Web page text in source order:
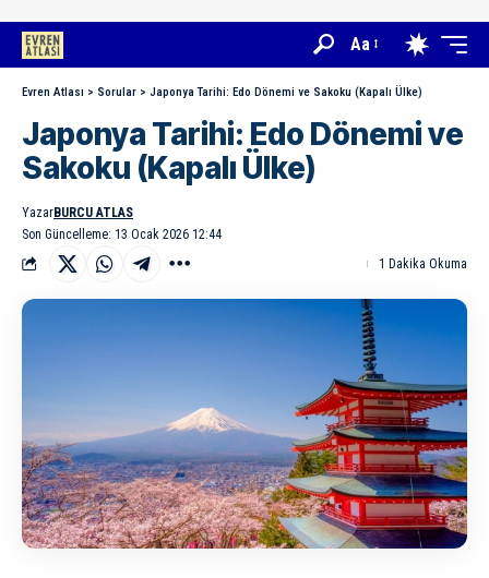
Aa
Evren Atlası > Sorular > Japonya Tarihi: Edo Dönemi ve Sakoku (Kapalı Ülke)
Japonya Tarihi: Edo Dönemi ve
Sakoku (Kapalı Ülke)
Son Güncelleme: 13 Ocak 2026 12:44
YazarBURCU ATLAS
1 Dakika Okuma